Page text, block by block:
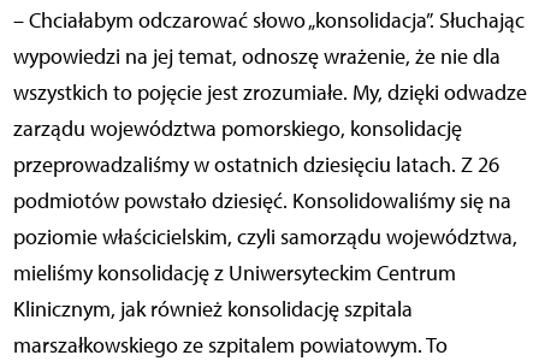
– Chciałabym odczarować słowo „konsolidacja”. Słuchając
wypowiedzi na jej temat, odnoszę wrażenie, że nie dla
wszystkich to pojęcie jest zrozumiałe. My, dzięki odwadze
zarządu województwa pomorskiego, konsolidację
przeprowadzaliśmy w ostatnich dziesięciu latach. Z 26
podmiotów powstało dziesięć. Konsolidowaliśmy się na
poziomie właścicielskim, czyli samorządu województwa,
mieliśmy konsolidację z Uniwersyteckim Centrum
Klinicznym, jak również konsolidację szpitala
marszałkowskiego ze szpitalem powiatowym. To